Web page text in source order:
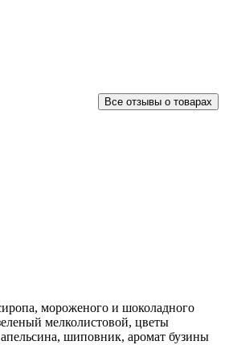
Все отзывы о товарах
мороженого и шоколадного
мелколистовой, цветы
шиповник, аромат бузины